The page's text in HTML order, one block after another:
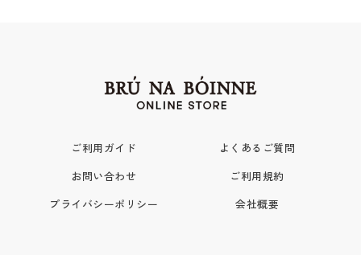
ご利用ガイド
よくあるご質問
お問い合わせ
ご利用規約
プライバシーポリシー
会社概要